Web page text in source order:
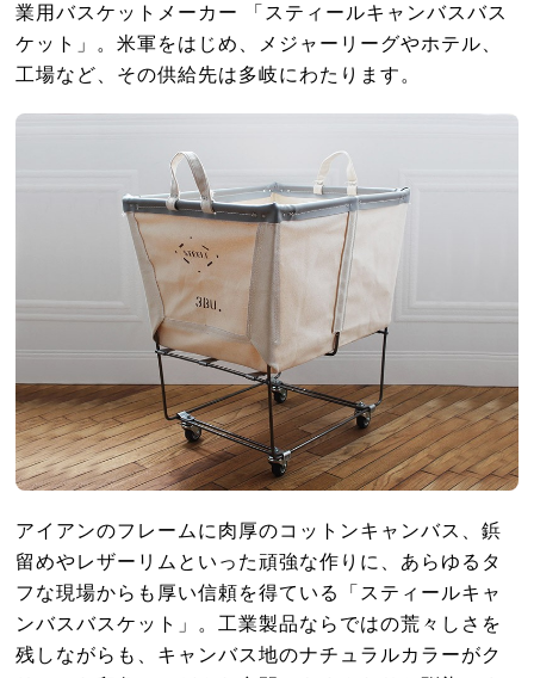
業用バスケットメーカー 「スティールキャンバスバス
ケット」。米軍をはじめ、メジャーリーグやホテル、
工場など、その供給先は多岐にわたります。
アイアンのフレームに肉厚のコットンキャンバス、鋲
留めやレザーリムといった頑強な作りに、あらゆるタ
フな現場からも厚い信頼を得ている「スティールキャ
ンバスバスケット」。工業製品ならではの荒々しさを
残しながらも、キャンバス地のナチュラルカラーがク